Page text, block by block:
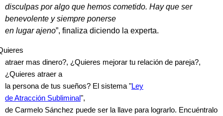
disculpas por algo que hemos cometido. Hay que ser
benevolente y siempre ponerse
en lugar ajeno”, finaliza diciendo la experta.
atraer mas dinero?, ¿Quieres mejorar tu relación de pareja?,
¿Quieres atraer a
la persona de tus sueños? El sistema "Ley
de Atracción Subliminal",
de Carmelo Sánchez puede ser la llave para lograrlo. Encuéntralo